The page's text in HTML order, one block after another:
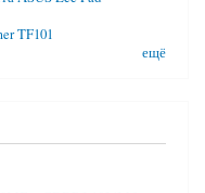
TF101
ещё